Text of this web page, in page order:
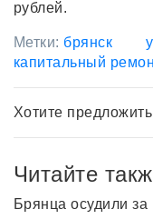
рублей.
Метки: брянск
капитальный
Хотите
Читайте
Брянца осудили